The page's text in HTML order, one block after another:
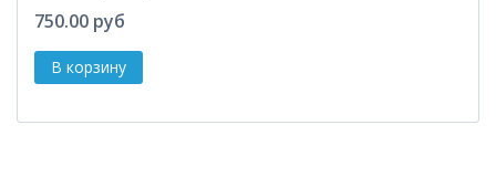
750.00 руб